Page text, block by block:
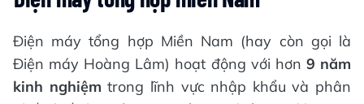
Điện máy tổng hợp Miền Nam (hay còn gọi là
Điện máy Hoàng Lâm) hoạt động với hơn 9 năm
kinh nghiệm trong lĩnh vực nhập khẩu và phân